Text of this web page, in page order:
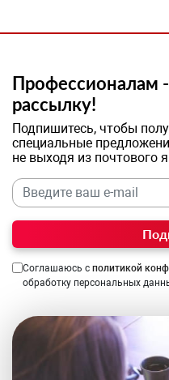
Профессионалам
рассылку!
Подпишитесь, чтобы
специальные
не выходя из почтового
Соглашаюсь с политикой
обработку персональных